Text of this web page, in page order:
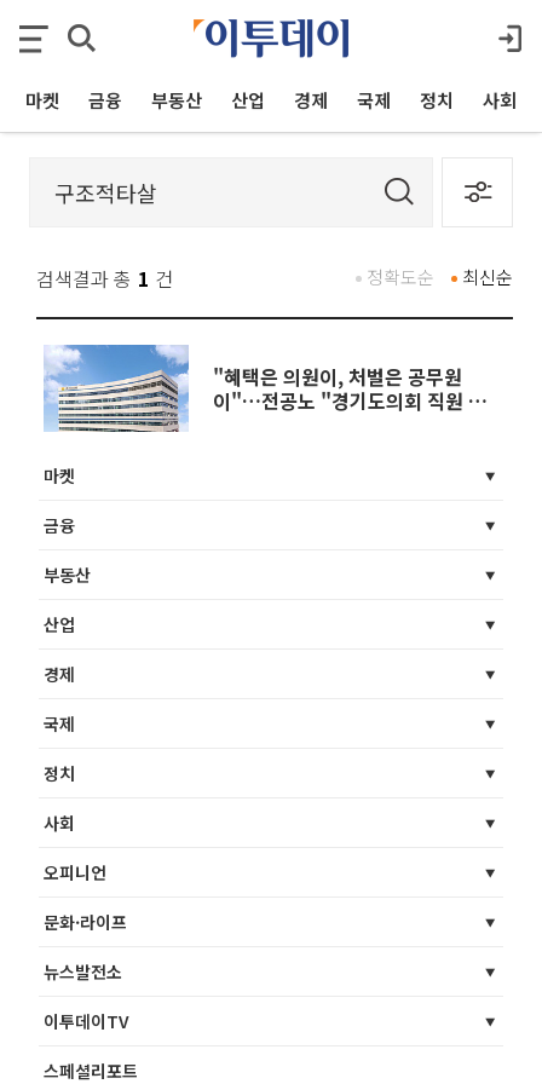
마켓 금융 부동산 산업 경제 국제 정치 사회
검색결과 총 1 건 최신순
정확도순
"혜택은 의원이, 처벌은 공무원
이"…전공노 "경기도의회 직원 죽
마켓
금융
부동산
산업
경제
국제
정치
사회
오피니언
문화·라이프
뉴스발전소
이투데이TV
스페셜리포트